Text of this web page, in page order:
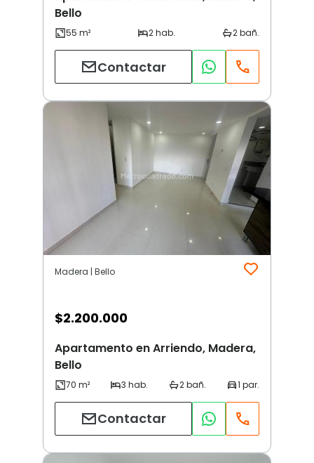
Bello
Contactar
Madera | Bello
$2.200.000
Apartamento en Arriendo, Madera,
Bello
Contactar